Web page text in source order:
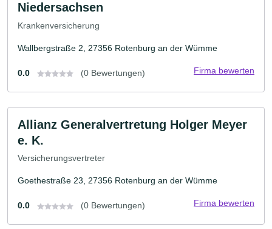
Niedersachsen
Krankenversicherung
Wallbergstraße 2, 27356 Rotenburg an der Wümme
0.0 (0 Bewertungen) Firma bewerten
Allianz Generalvertretung Holger Meyer
e. K.
Versicherungsvertreter
Goethestraße 23, 27356 Rotenburg an der Wümme
0.0 (0 Bewertungen) Firma bewerten